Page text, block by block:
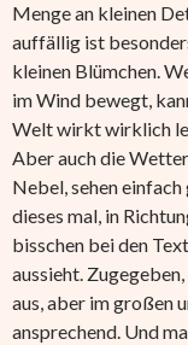
Menge an kleinen
auffällig ist
kleinen Blümchen.
im Wind bewegt,
Welt wirkt wirklich
Aber auch die
Nebel, sehen
dieses mal, in
bisschen bei den
aussieht.
aus, aber im großen
ansprechend. Und